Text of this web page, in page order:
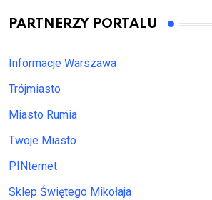
PARTNERZY PORTALU
Informacje Warszawa
Trójmiasto
Miasto Rumia
Twoje Miasto
PINternet
Sklep Świętego Mikołaja